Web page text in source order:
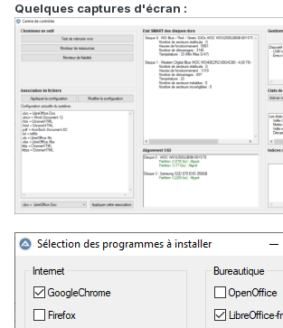
Quelques captures d'écran :